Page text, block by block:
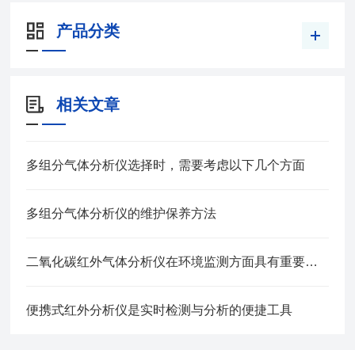
产品分类
相关文章
多组分气体分析仪选择时，需要考虑以下几个方面
多组分气体分析仪的维护保养方法
二氧化碳红外气体分析仪在环境监测方面具有重要应用
便携式红外分析仪是实时检测与分析的便捷工具